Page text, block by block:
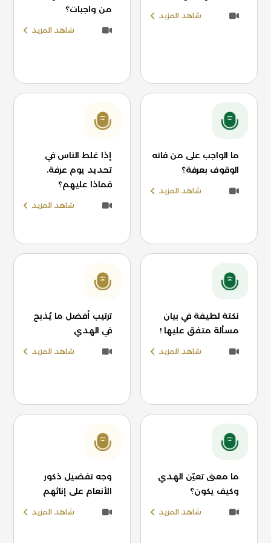
شاهد المزيد
من واجبات؟
شاهد المزيد
ما الواجب على من فاته
الوقوف بعرفة؟
شاهد المزيد
إذا غلط الناس في
تحديد يوم عرفة،
فماذا عليهم؟
شاهد المزيد
نكتة لطيفة في بيان
مسألة متفق عليها !
شاهد المزيد
ترتيب أفضل ما يُذبح
في الهدي
شاهد المزيد
ما معنى تعيّن الهدي
وكيف يكون؟
شاهد المزيد
وجه تفضيل ذكور
الأنعام على إناثهم
شاهد المزيد